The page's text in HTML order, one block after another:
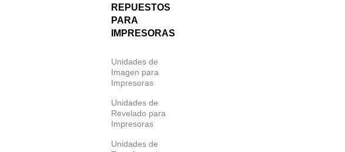
REPUESTOS
PARA
IMPRESORAS
Unidades de
Imagen para
Impresoras
Unidades de
Revelado para
Impresoras
Unidades de